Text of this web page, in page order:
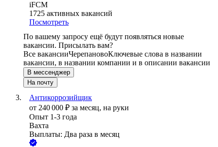
iFCM
1725 активных вакансий
Посмотреть
По вашему запросу ещё будут появляться новые
вакансии. Присылать вам?
Все вакансииЧерепановоКлючевые слова в названии
вакансии, в названии компании и в описании вакансии
В мессенджер
На почту
Антикоррозийщик
от 240 000 ₽ за месяц, на руки
Опыт 1-3 года
Вахта
Выплаты: Два раза в месяц